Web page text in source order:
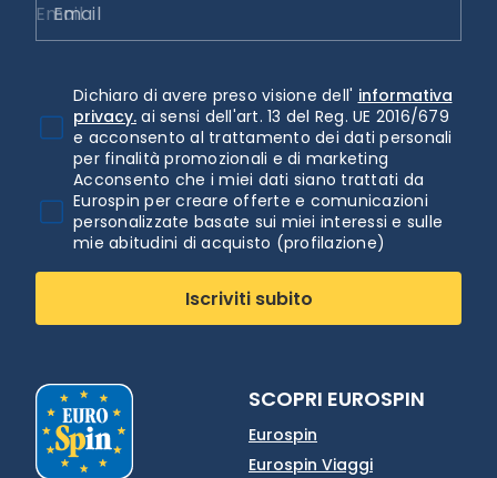
Email
Dichiaro di avere preso visione dell' informativa
privacy. ai sensi dell'art. 13 del Reg. UE 2016/679
e acconsento al trattamento dei dati personali
per finalità promozionali e di marketing
Acconsento che i miei dati siano trattati da
Eurospin per creare offerte e comunicazioni
personalizzate basate sui miei interessi e sulle
mie abitudini di acquisto (profilazione)
Iscriviti subito
SCOPRI EUROSPIN
Eurospin
Eurospin Viaggi